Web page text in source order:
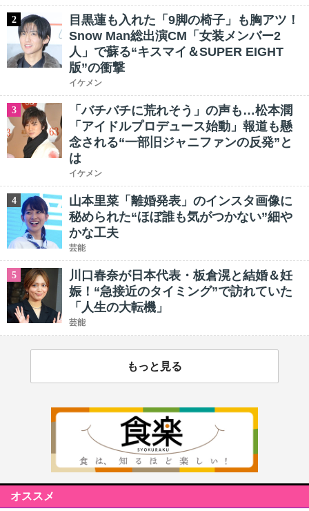
2
目黒蓮も入れた「9脚の椅子」も胸アツ！
Snow Man総出演CM「女装メンバー2
人」で蘇る“キスマイ＆SUPER EIGHT
版”の衝撃
イケメン
3
「バチバチに荒れそう」の声も…松本潤
「アイドルプロデュース始動」報道も懸
念される“一部旧ジャニファンの反発”と
は
イケメン
4
山本里菜「離婚発表」のインスタ画像に
秘められた“ほぼ誰も気がつかない”細や
かな工夫
芸能
5
川口春奈が日本代表・板倉滉と結婚＆妊
娠！“急接近のタイミング”で訪れていた
「人生の大転機」
芸能
もっと見る
オススメ